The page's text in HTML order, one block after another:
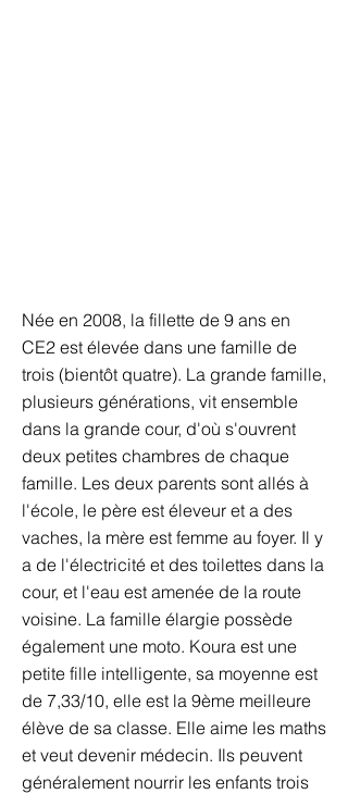
Née en 2008, la fillette de 9 ans en
CE2 est élevée dans une famille de
trois (bientôt quatre). La grande famille,
plusieurs générations, vit ensemble
dans la grande cour, d'où s'ouvrent
deux petites chambres de chaque
famille. Les deux parents sont allés à
l'école, le père est éleveur et a des
vaches, la mère est femme au foyer. Il y
a de l'électricité et des toilettes dans la
cour, et l'eau est amenée de la route
voisine. La famille élargie possède
également une moto. Koura est une
petite fille intelligente, sa moyenne est
de 7,33/10, elle est la 9ème meilleure
élève de sa classe. Elle aime les maths
et veut devenir médecin. Ils peuvent
généralement nourrir les enfants trois